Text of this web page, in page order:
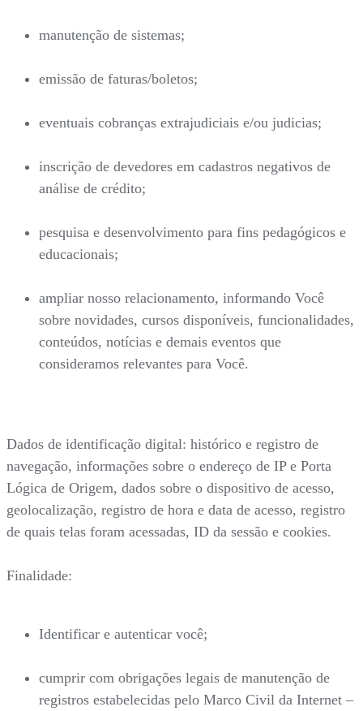
manutenção de sistemas;
emissão de faturas/boletos;
eventuais cobranças extrajudiciais e/ou judicias;
inscrição de devedores em cadastros negativos de
análise de crédito;
pesquisa e desenvolvimento para fins pedagógicos e
educacionais;
ampliar nosso relacionamento, informando Você
sobre novidades, cursos disponíveis, funcionalidades,
conteúdos, notícias e demais eventos que
consideramos relevantes para Você.
Dados de identificação digital: histórico e registro de
navegação, informações sobre o endereço de IP e Porta
Lógica de Origem, dados sobre o dispositivo de acesso,
geolocalização, registro de hora e data de acesso, registro
de quais telas foram acessadas, ID da sessão e cookies.
Finalidade:
Identificar e autenticar você;
cumprir com obrigações legais de manutenção de
registros estabelecidas pelo Marco Civil da Internet –